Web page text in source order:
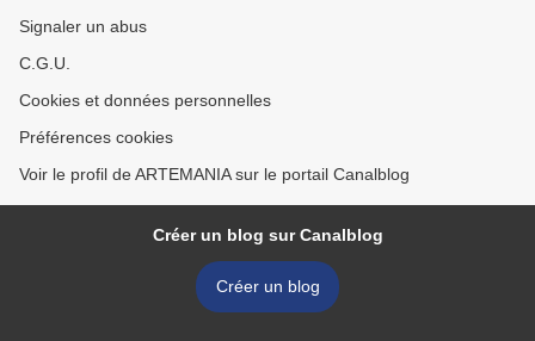
Signaler un abus
C.G.U.
Cookies et données personnelles
Préférences cookies
Voir le profil de ARTEMANIA sur le portail Canalblog
Créer un blog sur Canalblog
Créer un blog